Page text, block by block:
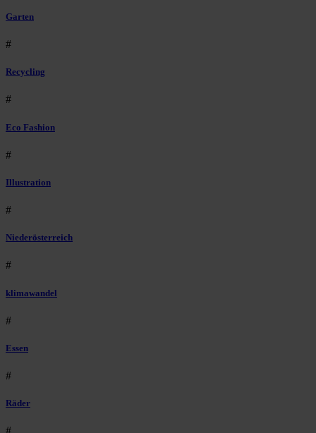
Garten
#
Recycling
#
Eco Fashion
#
Illustration
#
Niederösterreich
#
klimawandel
#
Essen
#
Räder